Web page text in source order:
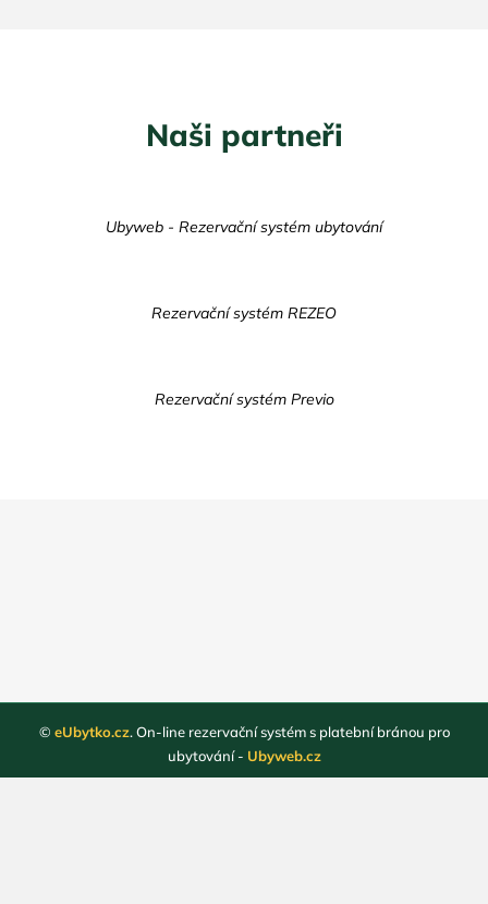
Naši partneři
Ubyweb - Rezervační systém ubytování
Rezervační systém REZEO
Rezervační systém Previo
© eUbytko.cz. On-line rezervační systém s platební bránou pro
ubytování - Ubyweb.cz